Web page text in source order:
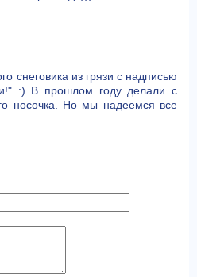
снеговика из грязи с надписью
:) В прошлом году делали с
носочка. Но мы надеемся все